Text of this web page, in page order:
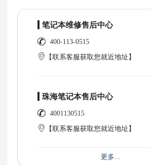
笔记本维修售后中心
400-113-0515
【联系客服获取您就近地址】
珠海笔记本售后中心
4001130515
【联系客服获取您就近地址】
更多...